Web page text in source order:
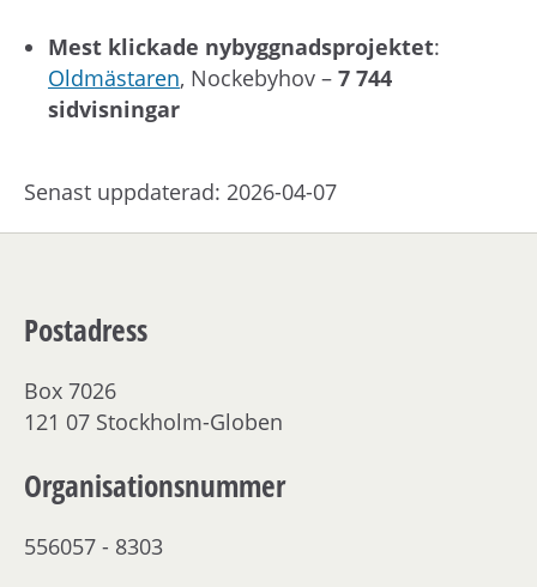
Mest klickade nybyggnadsprojektet:
Oldmästaren, Nockebyhov – 7 744
sidvisningar
Senast uppdaterad: 2026-04-07
Postadress
Box 7026
121 07 Stockholm-Globen
Organisationsnummer
556057 - 8303